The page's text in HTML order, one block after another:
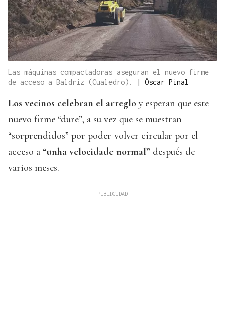
Las máquinas compactadoras aseguran el nuevo firme
de acceso a Baldriz (Cualedro).
| Óscar Pinal
Los vecinos celebran el arreglo y esperan que este
nuevo firme “dure”, a su vez que se muestran
“sorprendidos” por poder volver circular por el
acceso a “unha velocidade normal” después de
varios meses.